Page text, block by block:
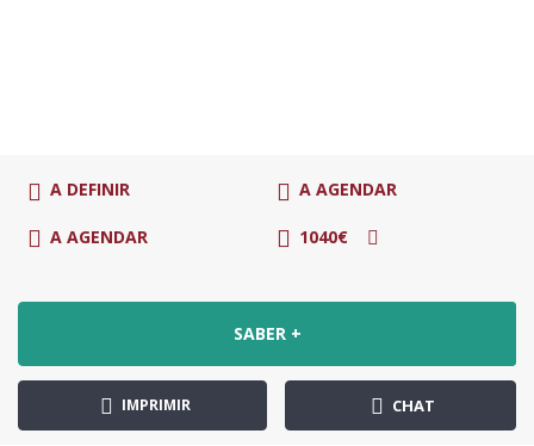
A DEFINIR A AGENDAR
A AGENDAR 1040€
SABER +
IMPRIMIR CHAT